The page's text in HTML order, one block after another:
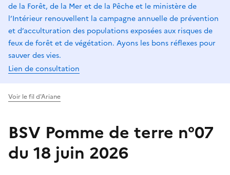
de la Forêt, de la Mer et de la Pêche et le ministère de
l’Intérieur renouvellent la campagne annuelle de prévention
et d’acculturation des populations exposées aux risques de
feux de forêt et de végétation. Ayons les bons réflexes pour
sauver des vies.
Lien de consultation
Voir le fil d'Ariane
BSV Pomme de terre n°07
du 18 juin 2026